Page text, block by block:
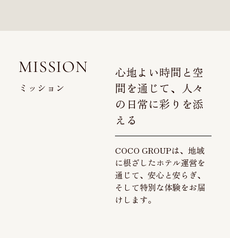
MISSION
ミッション
心地よい時間と空
間を通じて、人々
の日常に彩りを添
える
COCO GROUPは、地域
に根ざしたホテル運営を
通じて、安心と安らぎ、
そして特別な体験をお届
けします。